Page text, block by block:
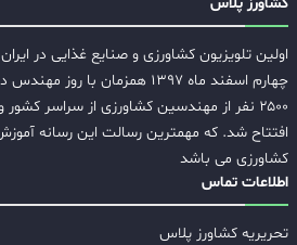
اولین تلویزیون کشاورزی و صنایع غذایی در
چهارم اسفند ماه ۱۳۹۷ همزمان
۲۵۰۰ نفر از مهندسین کشاورزی از سراسر
افتتاح شد. که مهمترین رسالت این رسانه
کشاورزی می باشد
اطلاعات تماس
تحریریه کشاورز پلاس